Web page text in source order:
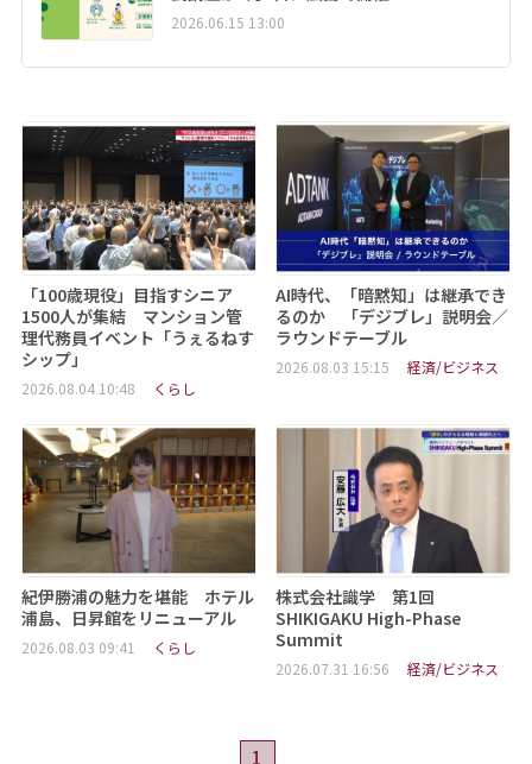
2026.06.15 13:00
「100歳現役」目指すシニア
1500人が集結 マンション管
理代務員イベント「うぇるねす
シップ」
2026.08.04 10:48 くらし
AI時代、「暗黙知」は継承でき
るのか 「デジブレ」説明会／
ラウンドテーブル
2026.08.03 15:15 経済/ビジネス
紀伊勝浦の魅力を堪能 ホテル
浦島、日昇館をリニューアル
2026.08.03 09:41 くらし
株式会社識学 第1回
SHIKIGAKU High-Phase
Summit
2026.07.31 16:56 経済/ビジネス
1